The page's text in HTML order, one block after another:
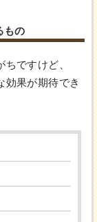
もの
ですけど、
効果が期待でき